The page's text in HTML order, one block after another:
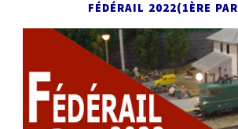
FÉDÉRAIL 2022(1ÈRE